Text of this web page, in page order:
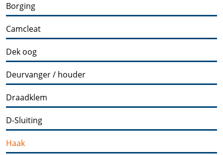
Borging
Camcleat
Dek oog
Deurvanger / houder
Draadklem
D-Sluiting
Haak